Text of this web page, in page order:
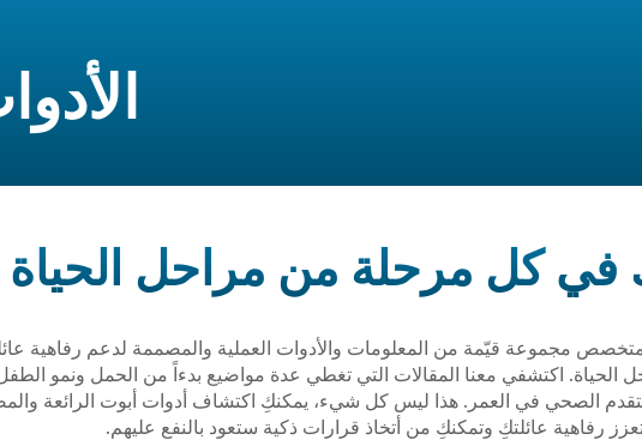
في كل مرحلة من مراحل الحياة
مجموعة قيّمة من المعلومات والأدوات العملية والمصممة لدعم رفاهية
اكتشفي معنا المقالات التي تغطي عدة مواضيع بدءاً من الحمل ونمو
الصحي في العمر. هذا ليس كل شيء، يمكنكِ اكتشاف أدوات أبوت الرائعة
رفاهية عائلتكِ وتمكنكِ من أتخاذ قرارات ذكية ستعود بالنفع عليهم.